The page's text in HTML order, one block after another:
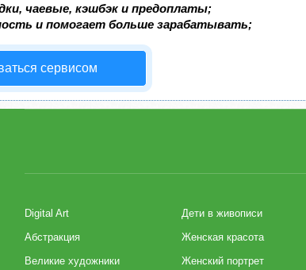
чаевые, кэшбэк и предоплаты;
и помогает больше зарабатывать;
сервисом
Digital Art
Абстракция
Великие художники
Дети в живописи
Женская красота
Женский портрет